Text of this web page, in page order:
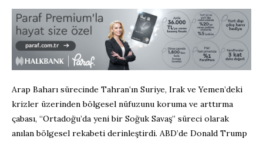
Arap Baharı sürecinde Tahran’ın Suriye, Irak ve Yemen’deki
krizler üzerinden bölgesel nüfuzunu koruma ve arttırma
çabası, “Ortadoğu’da yeni bir Soğuk Savaş” süreci olarak
anılan bölgesel rekabeti derinleştirdi. ABD’de Donald Trump